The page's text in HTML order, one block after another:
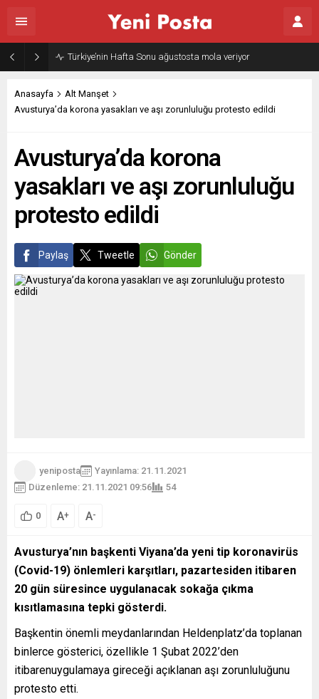
Türkiye’nin Hafta Sonu ağustosta mola veriyor
Anasayfa
Alt Manşet
Avusturya’da korona yasakları ve aşı zorunluluğu protesto edildi
Avusturya’da korona
yasakları ve aşı zorunluluğu
protesto edildi
Paylaş Tweetle Gönder
yeniposta
Yayınlama: 21.11.2021
Düzenleme: 21.11.2021 09:56
54
0 A+ A-
Avusturya’nın başkenti Viyana’da yeni tip koronavirüs
(Covid-19) önlemleri karşıtları, pazartesiden itibaren
20 gün süresince uygulanacak sokağa çıkma
kısıtlamasına tepki gösterdi.
Başkentin önemli meydanlarından Heldenplatz’da toplanan
binlerce gösterici, özellikle 1 Şubat 2022’den
itibarenuygulamaya gireceği açıklanan aşı zorunluluğunu
protesto etti.